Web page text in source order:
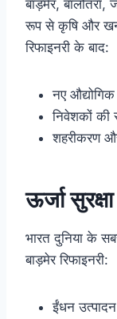
बाड़मेर,
रूप से कृषि और
रिफाइनरी के बाद:
नए
निवेशकों की
शहरीकरण
ऊर्जा
भारत दुनिया के
बाड़मेर रिफाइनरी:
ईंधन उत्पादन